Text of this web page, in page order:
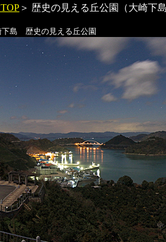
＞ 歴史の見える丘公園 （大崎
下島 歴史の見える丘公園